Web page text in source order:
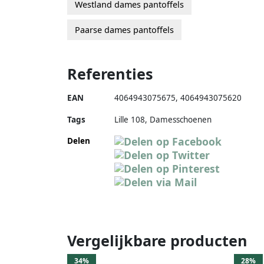
Westland dames pantoffels
Paarse dames pantoffels
Referenties
EAN 4064943075675, 4064943075620
Tags
Lille 108, Damesschoenen
Delen
Vergelijkbare producten
34% 28%